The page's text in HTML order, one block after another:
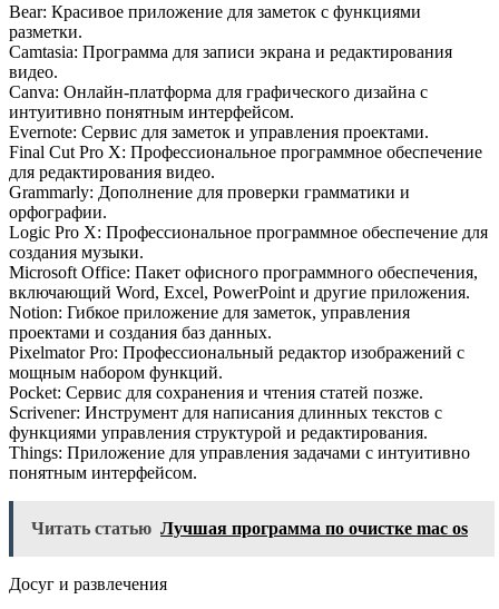
Bear: Красивое приложение для заметок с функциями
разметки.
Camtasia: Программа для записи экрана и редактирования
видео.
Canva: Онлайн-платформа для графического дизайна с
интуитивно понятным интерфейсом.
Evernote: Сервис для заметок и управления проектами.
Final Cut Pro X: Профессиональное программное обеспечение
для редактирования видео.
Grammarly: Дополнение для проверки грамматики и
орфографии.
Logic Pro X: Профессиональное программное обеспечение для
создания музыки.
Microsoft Office: Пакет офисного программного обеспечения,
включающий Word, Excel, PowerPoint и другие приложения.
Notion: Гибкое приложение для заметок, управления
проектами и создания баз данных.
Pixelmator Pro: Профессиональный редактор изображений с
мощным набором функций.
Pocket: Сервис для сохранения и чтения статей позже.
Scrivener: Инструмент для написания длинных текстов с
функциями управления структурой и редактирования.
Things: Приложение для управления задачами с интуитивно
понятным интерфейсом.
Читать статью Лучшая программа по очистке mac os
Досуг и развлечения